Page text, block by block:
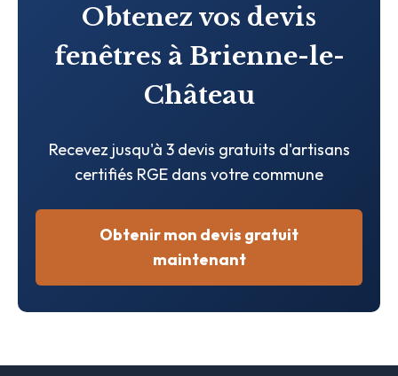
Obtenez vos devis
fenêtres à Brienne-le-
Château
Recevez jusqu'à 3 devis gratuits d'artisans
certifiés RGE dans votre commune
Obtenir mon devis gratuit
maintenant